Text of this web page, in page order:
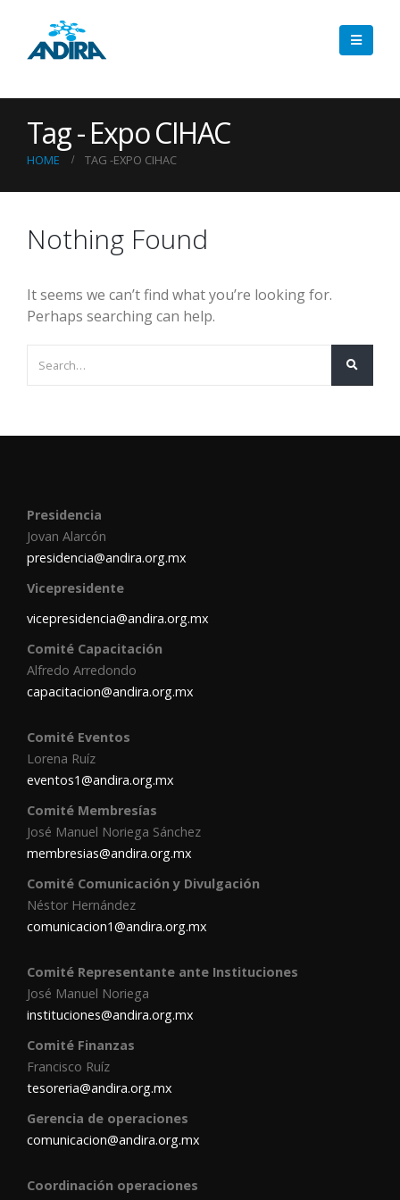
Tag - Expo CIHAC
HOME TAG -EXPO CIHAC
Nothing Found
It seems we can’t find what you’re looking for.
Perhaps searching can help.
Presidencia
Jovan Alarcón
presidencia@andira.org.mx
Vicepresidente
vicepresidencia@andira.org.mx
Comité Capacitación
Alfredo Arredondo
capacitacion@andira.org.mx
Comité Eventos
Lorena Ruíz
eventos1@andira.org.mx
Comité Membresías
José Manuel Noriega Sánchez
membresias@andira.org.mx
Comité Comunicación y Divulgación
Néstor Hernández
comunicacion1@andira.org.mx
Comité Representante ante Instituciones
José Manuel Noriega
instituciones@andira.org.mx
Comité Finanzas
Francisco Ruíz
tesoreria@andira.org.mx
Gerencia de operaciones
comunicacion@andira.org.mx
Coordinación operaciones